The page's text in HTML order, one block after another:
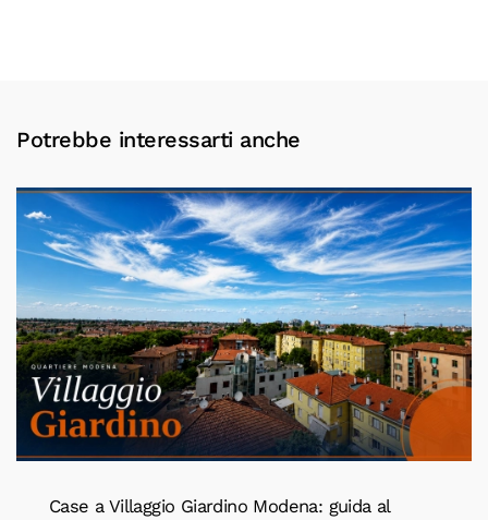
Potrebbe interessarti anche
Case a Villaggio Giardino Modena: guida al